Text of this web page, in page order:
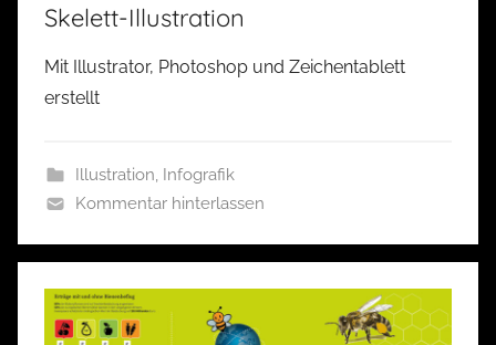
Skelett-Illustration
Mit Illustrator, Photoshop und Zeichentablett
erstellt
Illustration Infografik
Kommentar hinterlassen